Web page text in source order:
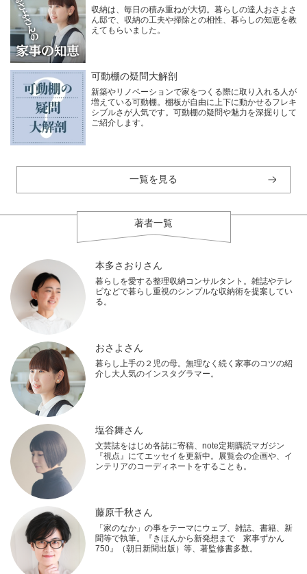
収納は、毎日の積み重ねが大切。暮らしの達人おさよさ
ん邸で、収納の工夫や掃除との相性、暮らしの知恵を教
えてもらいました。
可動棚の疑問大解剖
新築やリノベーションで家をつくる際に取り入れる人が
増えている可動棚。棚板が自由に上下に動かせるフレキ
シブルさが人気です。可動棚の疑問や魅力を深掘りして
ご紹介します。
一覧を見る
著者一覧
本多さおりさん
暮らしを愛する整理収納コンサルタント。雑誌やテレ
ビなどで暮らし重視のシンプルな収納術を提案してい
る。
おさよさん
暮らし上手の２児の母。無理なく続く家事のコツの紹
介し大人気のインスタグラマー。
塩谷舞さん
文芸誌をはじめ各誌に寄稿、note定期購読マガジン
『視点』にてエッセイを更新中。展覧会の企画や、イ
ンテリアのコーディネートをすることも。
藤原千秋さん
「家のなか」の事をテーマにウェブ、雑誌、書籍、新
聞等で執筆。『きほんから新発想まで 家事ずかん
750』（朝日新聞出版）等、著監修書多数。